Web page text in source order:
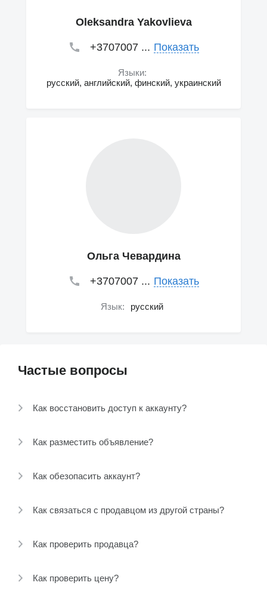
Oleksandra Yakovlieva
+3707007 ... Показать
Языки:
русский, английский, финский, украинский
Ольга Чевардина
+3707007 ... Показать
Язык: русский
Частые вопросы
Как восстановить доступ к аккаунту?
Как разместить объявление?
Как обезопасить аккаунт?
Как связаться с продавцом из другой страны?
Как проверить продавца?
Как проверить цену?